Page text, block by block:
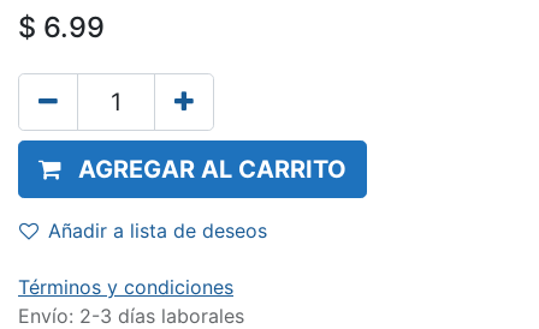
$ 6.99
AGREGAR AL CARRITO
Añadir a lista de deseos
Términos y condiciones
Envío: 2-3 días laborales